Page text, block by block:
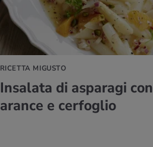
RICETTA MIGUSTO
In­sa­la­ta di aspa­ra­gi con
aran­ce e cer­fo­glio